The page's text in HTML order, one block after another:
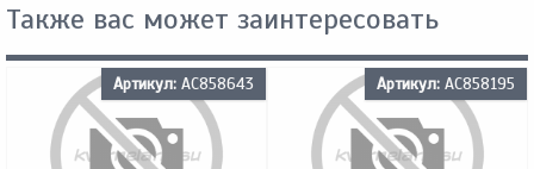
Также вас может заинтересовать
Артикул: AC858643 Артикул: AC858195